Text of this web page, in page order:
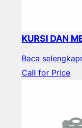
KURSI DAN
Baca
Call for Price